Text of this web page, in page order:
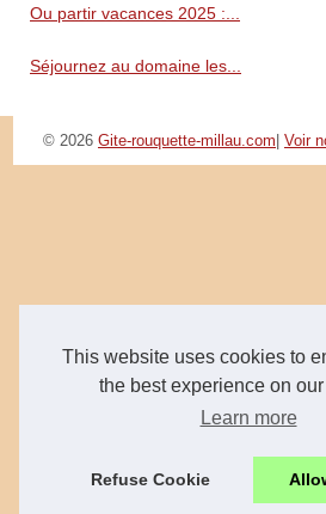
This website uses cookies to
the best experience on
Learn more
Refuse Cookie
Ou partir vacances 2025 :...
Séjournez au domaine les...
© 2026 Gite-rouquette-millau.com Voir